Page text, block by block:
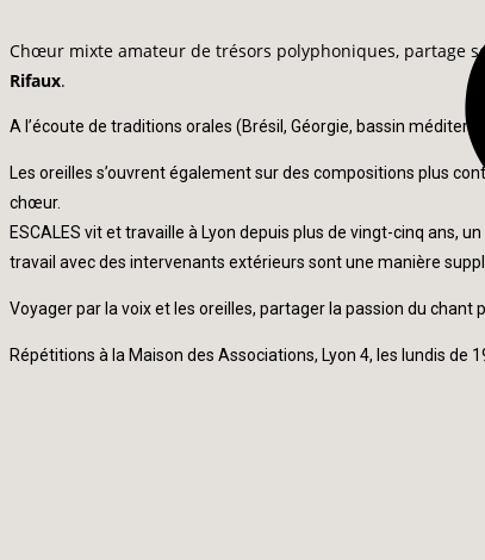
Chœur mixte amateur de trésors polyphoniques, partage
Rifaux.
A l’écoute de traditions orales (Brésil, Géorgie, bassin
Les oreilles s’ouvrent également sur des compositions plus
chœur.
ESCALES vit et travaille à Lyon depuis plus de vingt-cinq ans,
travail avec des intervenants extérieurs sont une manière
Voyager par la voix et les oreilles, partager la passion du
Répétitions à la Maison des Associations, Lyon 4, les lundis de